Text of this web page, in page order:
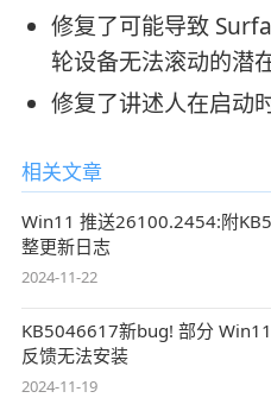
修复了可能导致
轮设备无法滚动的潜
修复了讲述人在启动
相关文章
Win11 推送26100.2454:附
整更新日志
2024-11-22
KB5046617新bug! 部分
反馈无法安装
2024-11-19